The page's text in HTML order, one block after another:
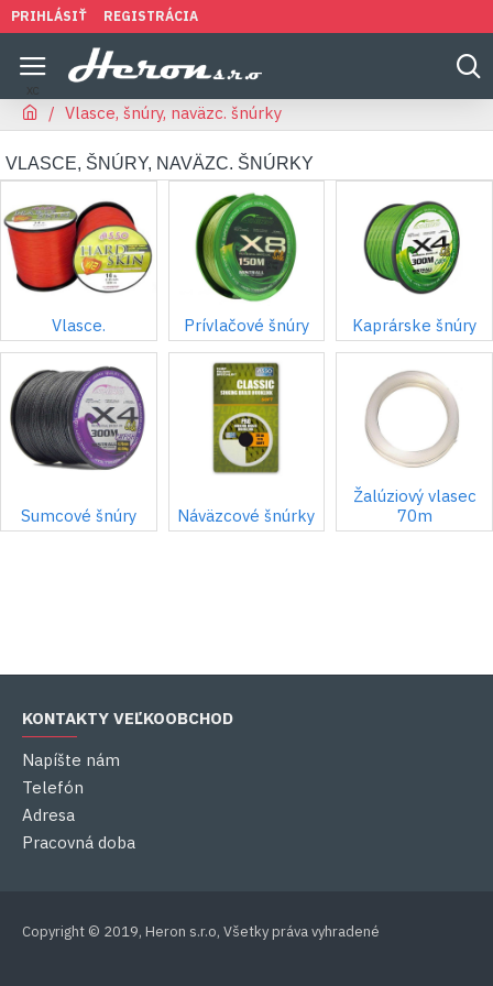
PRIHLÁSIŤ REGISTRÁCIA
Vlasce, šnúry, naväzc. šnúrky
VLASCE, ŠNÚRY, NAVÄZC. ŠNÚRKY
Vlasce. Prívlačové šnúry Kaprárske šnúry
Sumcové šnúry Náväzcové šnúrky
Žalúziový vlasec
70m
KONTAKTY VEĽKOOBCHOD
Napíšte nám
Telefón
Adresa
Pracovná doba
Copyright © 2019, Heron s.r.o, Všetky práva vyhradené